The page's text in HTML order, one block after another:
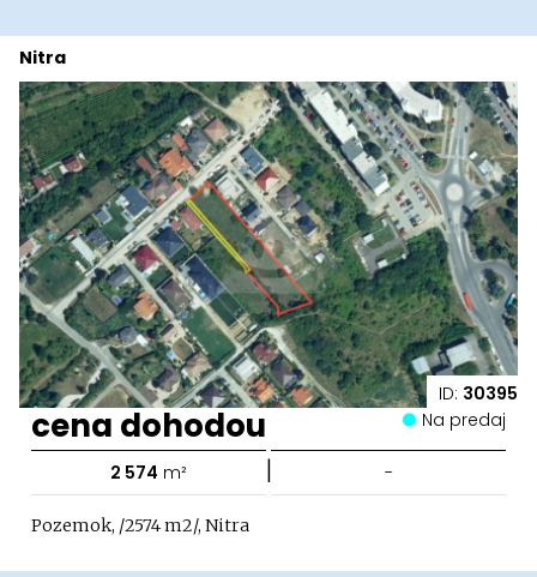
ID: 30395
Nitra
cena dohodou Na predaj
2 574 m² | -
Pozemok, /2574 m2/, Nitra